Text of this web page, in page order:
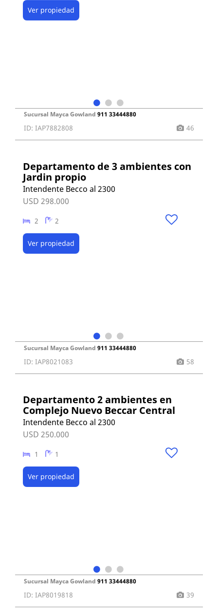
Ver propiedad
Sucursal Mayca Gowland911 33444880
ID: IAP7882808 46
Departamento de 3 ambientes con
Jardin propio
Intendente Becco al 2300
USD 298.000
2 2
Ver propiedad
Sucursal Mayca Gowland911 33444880
ID: IAP8021083 58
Departamento 2 ambientes en
Complejo Nuevo Beccar Central
Intendente Becco al 2300
USD 250.000
1 1
Ver propiedad
Sucursal Mayca Gowland911 33444880
ID: IAP8019818 39